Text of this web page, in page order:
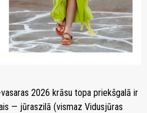
2026 krāsu topa priekšgalā ir
— jūraszilā (vismaz Vidusjūras